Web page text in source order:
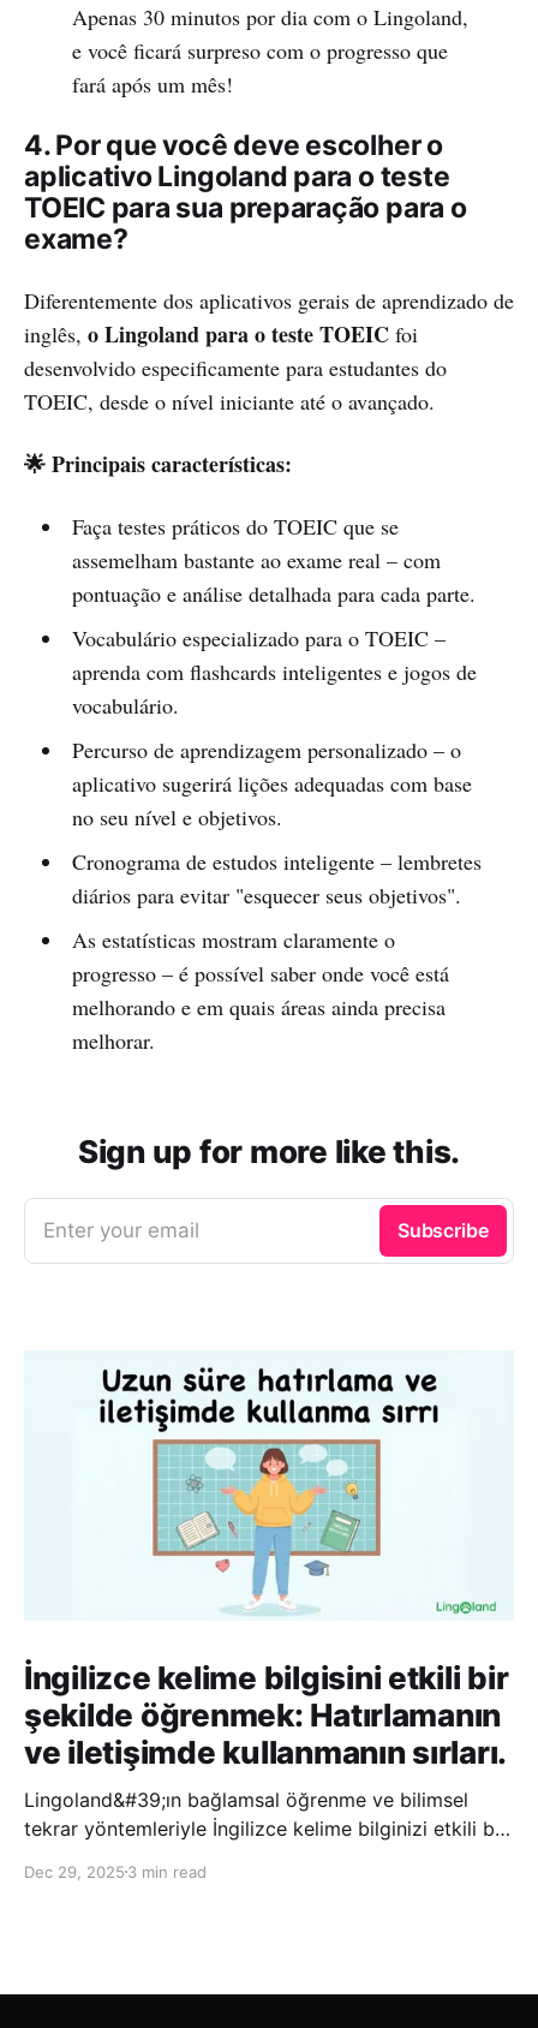
Apenas 30 minutos por dia com o Lingoland,
e você ficará surpreso com o progresso que
fará após um mês!
4. Por que você deve escolher o
aplicativo Lingoland para o teste
TOEIC para sua preparação para o
exame?
Diferentemente dos aplicativos gerais de aprendizado de
inglês, o Lingoland para o teste TOEIC foi
desenvolvido especificamente para estudantes do
TOEIC, desde o nível iniciante até o avançado.
🌟 Principais características:
Faça testes práticos do TOEIC que se
assemelham bastante ao exame real – com
pontuação e análise detalhada para cada parte.
Vocabulário especializado para o TOEIC –
aprenda com flashcards inteligentes e jogos de
vocabulário.
Percurso de aprendizagem personalizado – o
aplicativo sugerirá lições adequadas com base
no seu nível e objetivos.
Cronograma de estudos inteligente – lembretes
diários para evitar "esquecer seus objetivos".
As estatísticas mostram claramente o
progresso – é possível saber onde você está
melhorando e em quais áreas ainda precisa
melhorar.
Sign up for more like this.
Enter your email Subscribe
İngilizce kelime bilgisini etkili bir
şekilde öğrenmek: Hatırlamanın
ve iletişimde kullanmanın sırları.
Lingoland&#39;ın bağlamsal öğrenme ve bilimsel
tekrar yöntemleriyle İngilizce kelime bilginizi etkili bir
hatırlayabilir ve daha doğal bir şekilde iletişim
Dec 29, 2025 3 min read